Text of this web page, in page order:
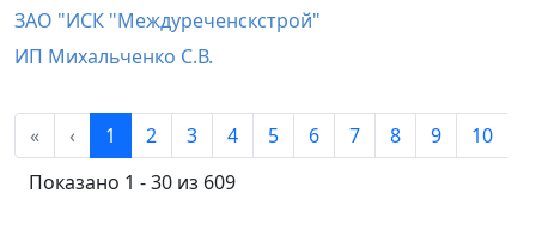
ЗАО "ИСК "Междуреченскстрой"
ИП Михальченко С.В.
« ‹ 1 2 3 4 5 6 7 8 9 10
Показано 1 - 30 из 609